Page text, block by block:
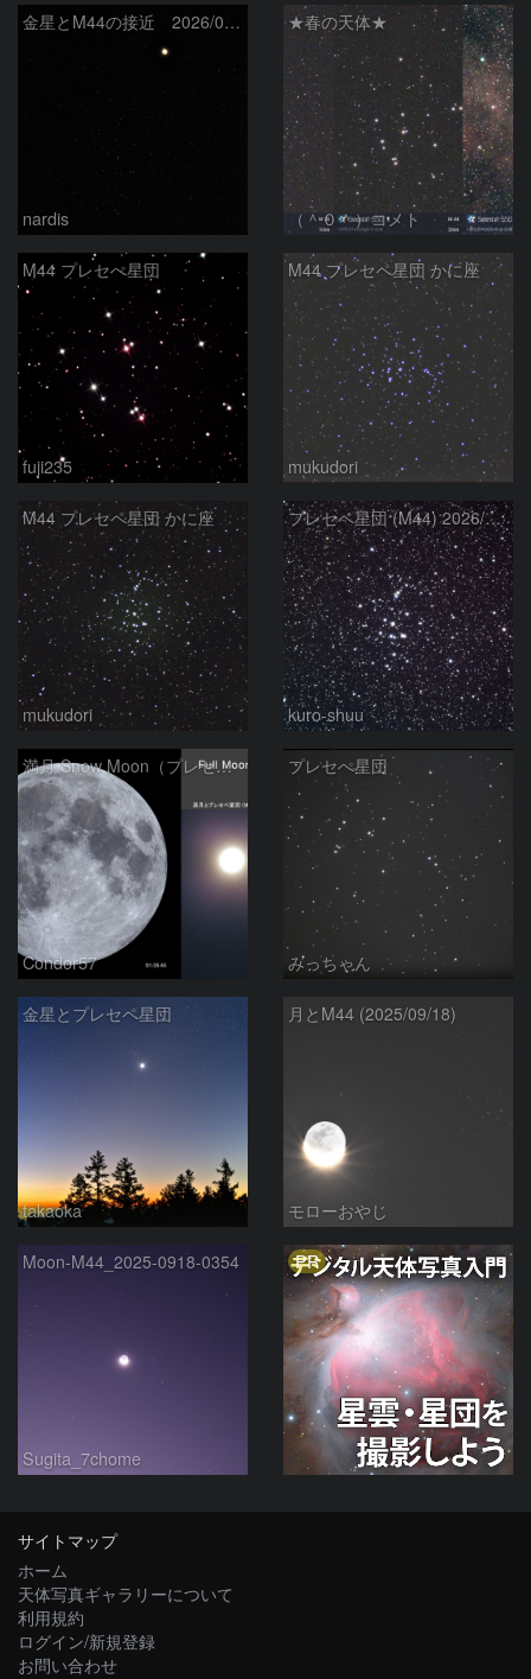
金星とM44の接近 2026/06/19
nardis
★春の天体★
（＾０＾）コメト
M44 プレセぺ星団
fuji235
M44 プレセペ星団 かに座
mukudori
M44 プレセペ星団 かに座
mukudori
プレセペ星団 (M44) 2026/02/13
kuro-shuu
満月 Snow Moon（プレセペ星団と接近）
Condor57
プレセぺ星団
みっちゃん
金星とプレセペ星団
takaoka
月とM44 (2025/09/18)
モローおやじ
Moon-M44_2025-0918-0354
Sugita_7chome
PR
サイトマップ
ホーム
天体写真ギャラリーについて
利用規約
ログイン/新規登録
お問い合わせ